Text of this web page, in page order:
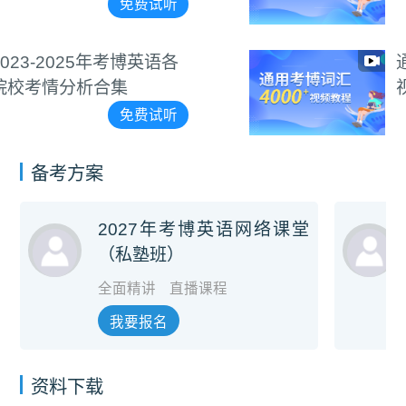
免费试听
通用考博4000+词汇朗读
视频教程
免费试听
备考方案
2027年考博英语网络课堂
（私塾班）
全面精讲 直播课程
我要报名
资料下载